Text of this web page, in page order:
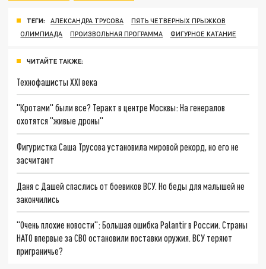
ТЕГИ: АЛЕКСАНДРА ТРУСОВА
ПЯТЬ ЧЕТВЕРНЫХ ПРЫЖКОВ
ОЛИМПИАДА
ПРОИЗВОЛЬНАЯ ПРОГРАММА ФИГУРНОЕ КАТАНИЕ
ЧИТАЙТЕ ТАКЖЕ:
Технофашисты XXI века
"Кротами" были все? Теракт в центре Москвы: На генералов
охотятся "живые дроны"
Фигуристка Саша Трусова установила мировой рекорд, но его не
засчитают
Даня с Дашей спаслись от боевиков ВСУ. Но беды для малышей не
закончились
"Очень плохие новости": Большая ошибка Palantir в России. Страны
НАТО впервые за СВО остановили поставки оружия. ВСУ теряют
приграничье?